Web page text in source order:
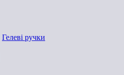
Гелеві ручки